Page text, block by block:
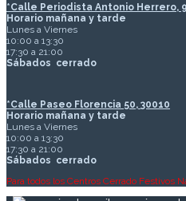
*Calle Periodista Antonio Herrero,
Horario mañana y tarde
Lunes a Viernes
10:00 a 13:30
17:30 a 21:00
Sábados cerrado
*Calle Paseo Florencia 50, 30010
Horario mañana y tarde
Lunes a Viernes
10:00 a 13:30
17:30 a 21:00
Sábados cerrado
Para todos los Centros Cerrado Festivos